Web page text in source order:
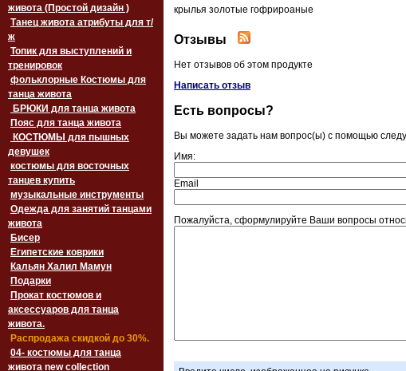
живота (Простой дизайн )
Танец живота атрибуты для т/
ж
Топик для выступлений и
тренировок
фольклорные Костюмы для
танца живота
БРЮКИ для танца живота
Пояс для танца живота
девушек
костюмы для восточных
танцев купить
музыкальные инструменты
Одежда для занятий танцами
живота
Бисер
Египетские коврики
Кальян Халил Мамун
Подарки
Прокат костюмов и
аксессуаров для танца
живота.
Распродажа скидкой до 30%.
04- костюмы для танца
живота new collection
крылья золотые гофрироаные
Отзывы
Нет отзывов об этом продукте
Написать отзыв
Есть вопросы?
Вы можете задать нам вопрос(ы) с помощью
Имя:
Email
Пожалуйста, сформулируйте Ваши вопросы